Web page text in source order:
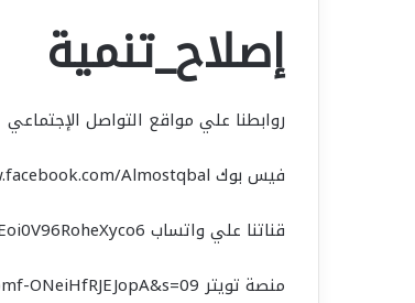
إصلاح_تنمية
روابطنا علي مواقع التواصل الإجتماعي
فيس بوك https://www.facebook.com/Almostqbal
قناتنا علي واتساب https://chat.whatsapp.com/EZ7olCEoi0V96RoheXyco6
منصة تويتر https://x.com/fmrd2019?t=o3U_8omf-ONeiHfRJEJopA&s=09